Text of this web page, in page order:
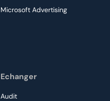
Microsoft Advertising
Echanger
Audit